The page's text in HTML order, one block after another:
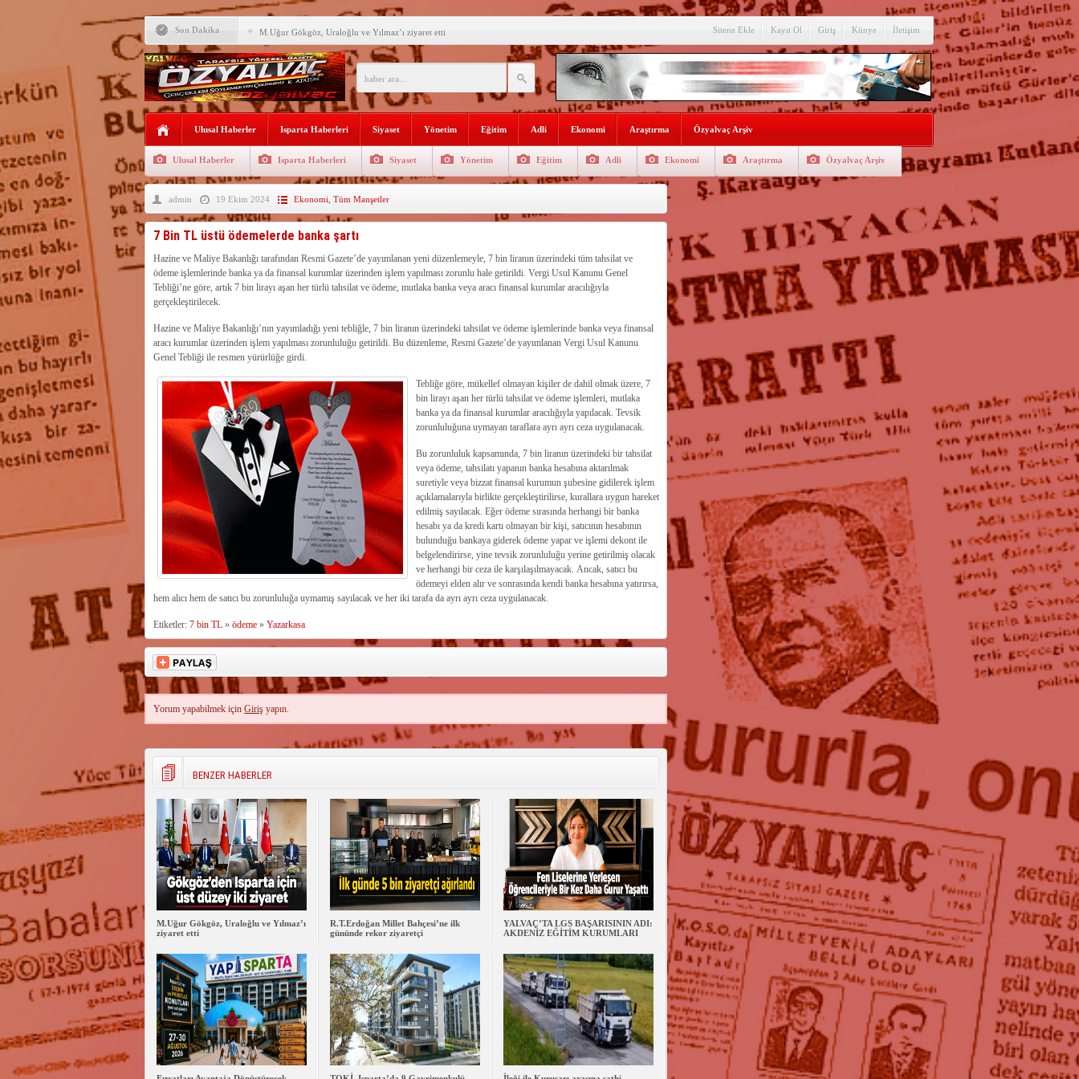
Son Dakika M.Uğur Gökgöz, Uraloğlu ve Yılmaz’ı ziyaret etti
R.T.Erdoğan Millet Bahçesi’ne ilk gününde rekor ziyaretçi
YALVAÇ’TA LGS BAŞARISININ ADI: AKDENİZ
EĞİTİM KURUMLARI
Fırsatları Avantaja Dönüştürecek Fuar: Yapısparta
TOKİ, Isparta’da 9 Gayrimenkulü Açık Artırmayla Satışa
Sunacak
Okullara TYP ile 30 bin güvenlik görevlisi
Yalvaç’ta LGS Başarısı Yükselişini Sürdürüyor
Uyaroğlu’nun konukları Özel, Tüfekçi ve Bayar
Bağkonak Muhtarı Başoda’dan masa başı haberlere karşı
Sitene Ekle Kayıt Ol Giriş Künye İletişim
Ulusal Haberler Isparta Haberleri Siyaset Yönetim Eğitim Adli Ekonomi Araştırma Özyalvaç Arşiv
Ulusal Haberler Isparta Haberleri Siyaset Yönetim Eğitim Adli Ekonomi Araştırma Özyalvaç Arşiv
admin 19 Ekim 2024 Ekonomi Tüm Manşetler
7 Bin TL üstü ödemelerde banka şartı
Hazine ve Maliye Bakanlığı tarafından Resmi Gazete’de yayımlanan yeni düzenlemeyle, 7 bin liranın üzerindeki tüm tahsilat ve
ödeme işlemlerinde banka ya da finansal kurumlar üzerinden işlem yapılması zorunlu hale getirildi. Vergi Usul Kanunu Genel
Tebliği’ne göre, artık 7 bin lirayı aşan her türlü tahsilat ve ödeme, mutlaka banka veya aracı finansal kurumlar aracılığıyla
gerçekleştirilecek.
Hazine ve Maliye Bakanlığı’nın yayımladığı yeni tebliğle, 7 bin liranın üzerindeki tahsilat ve ödeme işlemlerinde banka veya finansal
aracı kurumlar üzerinden işlem yapılması zorunluluğu getirildi. Bu düzenleme, Resmi Gazete’de yayımlanan Vergi Usul Kanunu
Genel Tebliği ile resmen yürürlüğe girdi.
Tebliğe göre, mükellef olmayan kişiler de dahil olmak üzere, 7
bin lirayı aşan her türlü tahsilat ve ödeme işlemleri, mutlaka
banka ya da finansal kurumlar aracılığıyla yapılacak. Tevsik
zorunluluğuna uymayan taraflara ayrı ayrı ceza uygulanacak.
Bu zorunluluk kapsamında, 7 bin liranın üzerindeki bir tahsilat
veya ödeme, tahsilatı yapanın banka hesabına aktarılmak
suretiyle veya bizzat finansal kurumun şubesine gidilerek işlem
açıklamalarıyla birlikte gerçekleştirilirse, kurallara uygun hareket
edilmiş sayılacak. Eğer ödeme sırasında herhangi bir banka
hesabı ya da kredi kartı olmayan bir kişi, satıcının hesabının
bulunduğu bankaya giderek ödeme yapar ve işlemi dekont ile
belgelendirirse, yine tevsik zorunluluğu yerine getirilmiş olacak
ve herhangi bir ceza ile karşılaşılmayacak. Ancak, satıcı bu
ödemeyi elden alır ve sonrasında kendi banka hesabına yatırırsa,
hem alıcı hem de satıcı bu zorunluluğa uymamış sayılacak ve her iki tarafa da ayrı ayrı ceza uygulanacak.
Etiketler: 7 bin TL» ödeme» Yazarkasa
Yorum yapabilmek içinGiriş yapın.
BENZER HABERLER
M.Uğur Gökgöz, Uraloğlu ve Yılmaz’ı
ziyaret etti
R.T.Erdoğan Millet Bahçesi’ne ilk
gününde rekor ziyaretçi
YALVAÇ’TA LGS BAŞARISININ ADI:
AKDENİZ EĞİTİM KURUMLARI